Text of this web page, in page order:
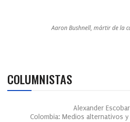
Aaron Bushnell, mártir de la
COLUMNISTAS
Alexander Escobar
Colombia: Medios alternativos